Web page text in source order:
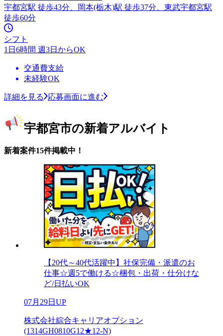
宇都宮駅 徒歩43分、岡本(栃木)駅 徒歩37分、東武宇都宮駅
徒歩60分
シフト
1日6時間 週3日からOK
交通費支給
未経験OK
詳細を見る 応募画面に進む
宇都宮市の新着アルバイト
新着案件15件掲載中！
【20代～40代活躍中】社保完備・派遣のお
仕事☆週5で働ける☆梱包・出荷・仕分けな
ど/日払いOK
07月29日UP
株式会社綜合キャリアオプション
(1314GH0810G12★12-N)